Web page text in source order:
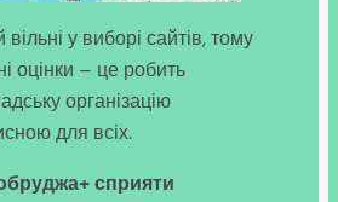
у виборі сайтів, тому
оцінки – це робить
організацію
для всіх.
сприяти